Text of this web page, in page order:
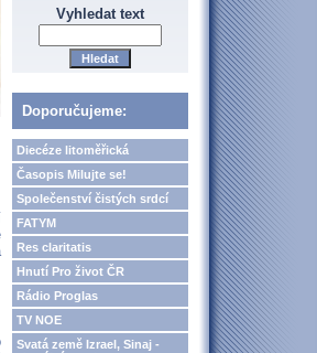
Vyhledat text
Doporučujeme:
Diecéze litoměřická
Časopis Milujte se!
Společenství čistých srdcí
FATYM
Res claritatis
Hnutí Pro život ČR
Rádio Proglas
TV NOE
Svatá země Izrael, Sinaj -